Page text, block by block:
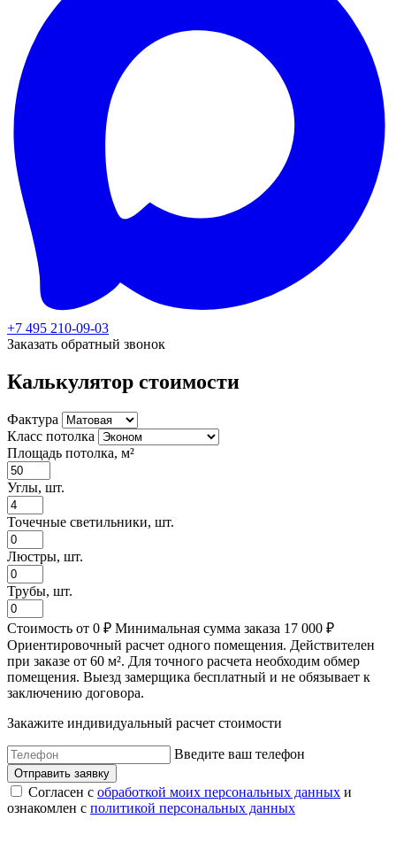
+7 495 210-09-03
Заказать обратный звонок
Калькулятор стоимости
Фактура
Класс потолка
Площадь потолка, м²
Углы, шт.
Точечные светильники, шт.
Люстры, шт.
Трубы, шт.
Стоимость от 0 ₽ Минимальная сумма заказа 17 000 ₽
Ориентировочный расчет одного помещения. Действителен
при заказе от 60 м². Для точного расчета необходим обмер
помещения. Выезд замерщика бесплатный и не обязывает к
заключению договора.
Закажите индивидуальный расчет стоимости
Введите ваш телефон
Согласен с обработкой моих персональных данных и
ознакомлен с политикой персональных данных